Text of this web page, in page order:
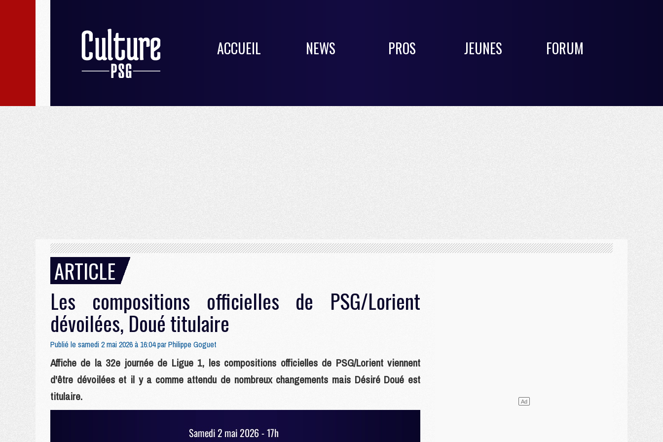
ACCUEIL NEWS PROS JEUNES FORUM
ARTICLE
Les compositions officielles de PSG/Lorient
dévoilées, Doué titulaire
Publié le samedi 2 mai 2026 à 16:04 parPhilippe Goguet
Affiche de la 32e journée de Ligue 1, les compositions officielles de PSG/Lorient viennent
d'être dévoilées et il y a comme attendu de nombreux changements mais Désiré Doué est
titulaire.